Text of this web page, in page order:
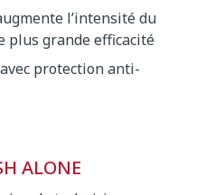
l’intensité du
plus grande efficacité
protection anti-
ALONE